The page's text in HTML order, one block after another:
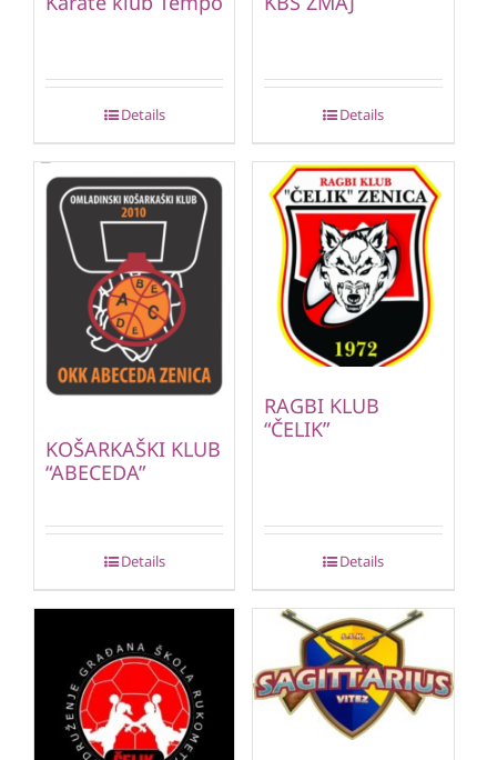
Details Details
KOŠARKAŠKI KLUB
“ABECEDA”
Details
RAGBI KLUB
“ČELIK”
Details